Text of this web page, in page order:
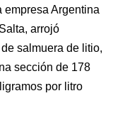
empresa Argentina
arrojó
salmuera de litio,
sección de 178
por litro